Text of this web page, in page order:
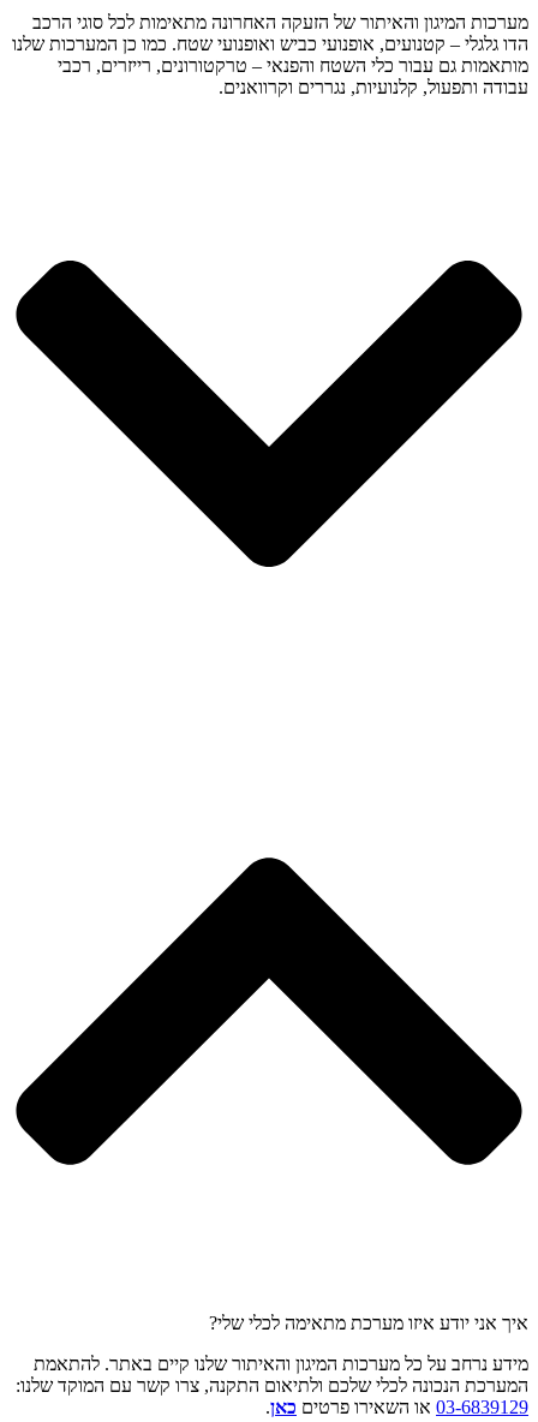
מערכות המיגון והאיתור של הזעקה האחרונה מתאימות לכל סוגי הרכב
הדו גלגלי – קטנועים, אופנועי כביש ואופנועי שטח. כמו כן המערכות שלנו
מותאמות גם עבור כלי השטח והפנאי – טרקטורונים, רייזרים, רכבי
עבודה ותפעול, קלנועיות, נגררים וקרוואנים.
איך אני יודע איזו מערכת מתאימה לכלי שלי?
מידע נרחב על כל מערכות המיגון והאיתור שלנו קיים באתר. להתאמת
המערכת הנכונה לכלי שלכם ולתיאום התקנה, צרו קשר עם המוקד שלנו:
03-6839129 או השאירו פרטים כאן.